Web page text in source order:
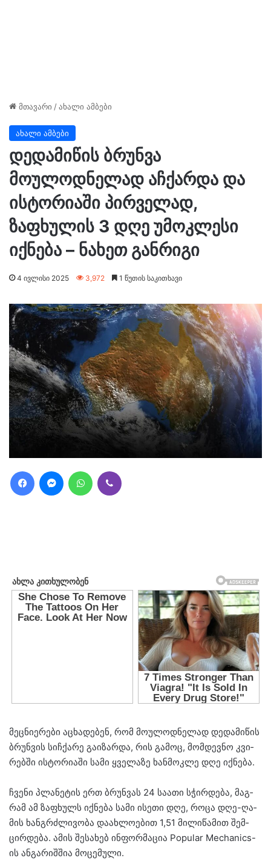
მთავარი /ახალი ამბები
ახალი ამბები
დედამიწის ბრუნვა
მოულოდნელად აჩქარდა და
ისტორიაში პირველად,
ზაფხულის 3 დღე უმოკლესი
იქნება – ნახეთ განრიგი
4 ივლისი 2025 3,972 1 წუთის საკითხავი
FacebookMessengerWhatsApp
მეცნი­ე­რე­ბი აცხა­დე­ბენ, რომ მო­უ­ლოდ­ნე­ლად დე­და­მი­წის
ბრუნ­ვის სიჩ­ქა­რე გა­ი­ზარ­და, რის გა­მოც, მომ­დევ­ნო კვი­
რებ­ში ის­ტო­რი­ა­ში სამი ყვე­ლა­ზე ხან­მოკ­ლე დღე იქ­ნე­ბა.
ჩვე­ნი პლა­ნე­ტის ერთ ბრუნ­ვას 24 სა­ა­თი სჭირ­დე­ბა, მაგ­
რამ ამ ზა­ფხულს იქ­ნე­ბა სამი ისე­თი დღე, როცა დღე-ღა­
მის ხან­გრძლი­ვო­ბა და­ახ­ლო­ე­ბით 1,51 მი­ლი­წა­მით შემ­
ცირ­დე­ბა. ამის შე­სა­ხებ ინ­ფორ­მა­ცია Popular Mechanics-
ის ან­გა­რიშ­შია მო­ცე­მუ­ლი.